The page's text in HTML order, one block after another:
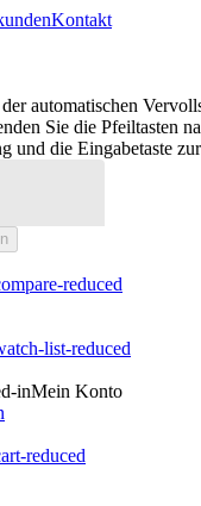
Kontakt
automatischen
Sie die Pfeiltasten
und die Eingabetaste
Mein Konto